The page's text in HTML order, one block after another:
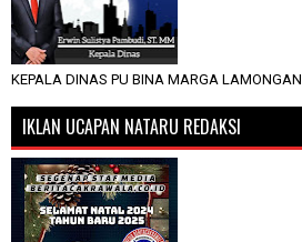
KEPALA DINAS PU BINA MARGA LAMONGAN
IKLAN UCAPAN NATARU REDAKSI